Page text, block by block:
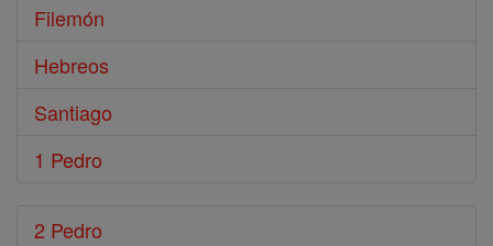
Filemón
Hebreos
Santiago
1 Pedro
2 Pedro